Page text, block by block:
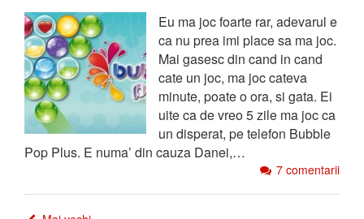
Eu ma joc foarte rar, adevarul e
ca nu prea imi place sa ma joc.
Mai gasesc din cand in cand
cate un joc, ma joc cateva
minute, poate o ora, si gata. Ei
uite ca de vreo 5 zile ma joc ca
un disperat, pe telefon Bubble
Pop Plus. E numa’ din cauza Danei,…
7 comentarii